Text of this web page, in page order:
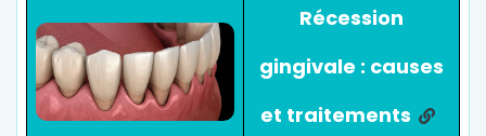
Récession
gingivale : causes
et traitements